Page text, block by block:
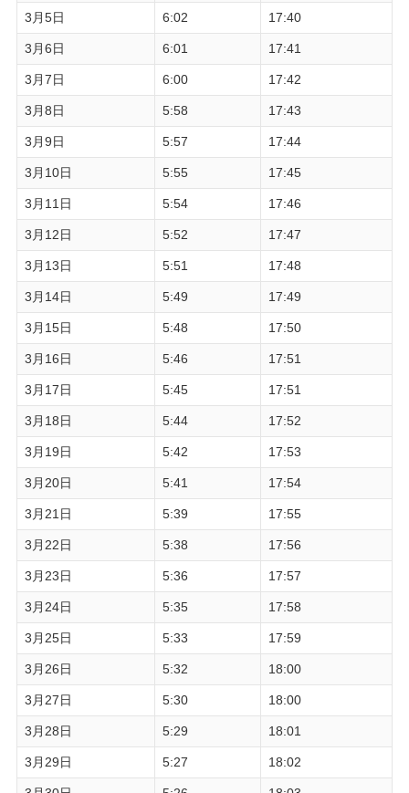
3月5日 6:02 17:40
3月6日 6:01 17:41
3月7日 6:00 17:42
3月8日 5:58 17:43
3月9日 5:57 17:44
3月10日 5:55 17:45
3月11日 5:54 17:46
3月12日 5:52 17:47
3月13日 5:51 17:48
3月14日 5:49 17:49
3月15日 5:48 17:50
3月16日 5:46 17:51
3月17日 5:45 17:51
3月18日 5:44 17:52
3月19日 5:42 17:53
3月20日 5:41 17:54
3月21日 5:39 17:55
3月22日 5:38 17:56
3月23日 5:36 17:57
3月24日 5:35 17:58
3月25日 5:33 17:59
3月26日 5:32 18:00
3月27日 5:30 18:00
3月28日 5:29 18:01
3月29日 5:27 18:02